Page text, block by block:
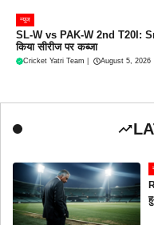
न्यूज
SL-W vs PAK-W 2nd T20I:
किया सीरीज पर कब्जा
Cricket Yatri Team August 5, 2026